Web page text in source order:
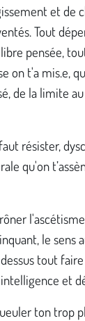
et de
Tout
pensée,
on t'a mis.e,
de la limite
résister,
qu'on
le sens
tout
et
ton trop